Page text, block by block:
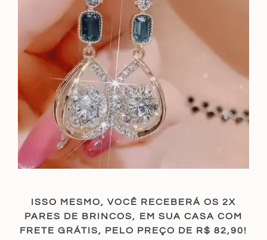
ISSO MESMO, VOCÊ RECEBERÁ OS 2X
PARES DE BRINCOS, EM SUA CASA COM
FRETE GRÁTIS, PELO PREÇO DE R$ 82,90!